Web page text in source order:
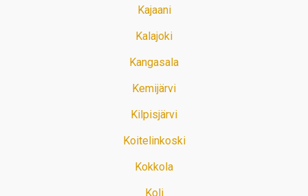
Kajaani
Kalajoki
Kangasala
Kemijärvi
Kilpisjärvi
Koitelinkoski
Kokkola
Koli